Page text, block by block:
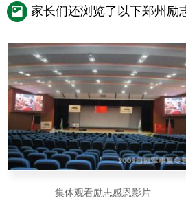
家长们还浏览了以下郑州励
集体观看励志感恩影片